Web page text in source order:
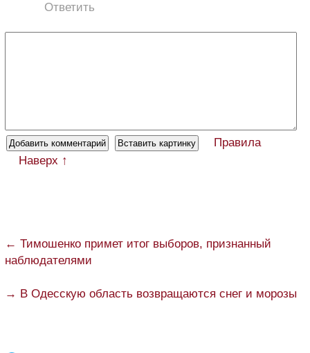
Ответить
Правила
Наверх ↑
← Тимошенко примет итог выборов, признанный
наблюдателями
→ В Одесскую область возвращаются снег и морозы